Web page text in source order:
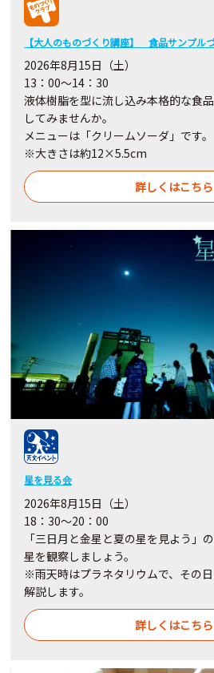
【大人のものづくり講座】 食品サンプル
2026年8月15日（土）
13：00～14：30
液体樹脂を型に流し込み本格的な食
してみませんか。
メニューは「クリームソーダ」です。
※大きさは約12×5.5cm
詳しくはこちら
星を見る会
2026年8月15日（土）
18：30～20：00
「三日月と金星と夏の星を見よう」
星を観察しましょう。
※雨天時はプラネタリウムで、その
解説します。
詳しくはこちら